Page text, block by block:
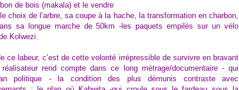
de bois (makala) et le vendre
choix de l’arbre, sa coupe à la hache, la transformation en charbon,
sa longue marche de 50km -les paquets empilés sur un vélo
Kolwezi.
ce labeur, c’est de cette volonté irrépressible de survivre en bravant
rend compte dans ce long métrage/documentaire - qui
politique - la condition des plus démunis contraste avec